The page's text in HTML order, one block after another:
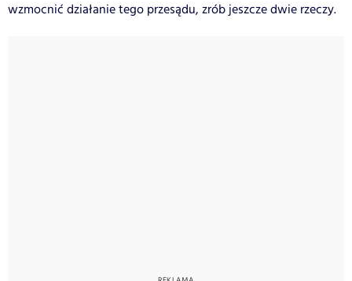
wzmocnić działanie tego przesądu, zrób jeszcze dwie rzeczy.